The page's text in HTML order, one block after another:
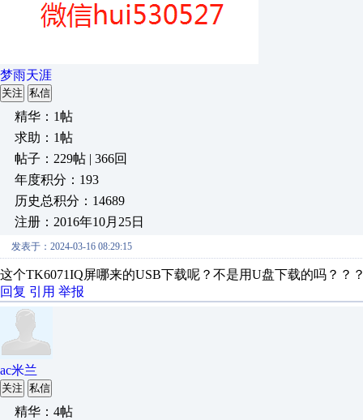
梦雨天涯
关注 私信
精华：1帖
求助：1帖
帖子：229帖 | 366回
年度积分：193
历史总积分：14689
注册：2016年10月25日
发表于：2024-03-16 08:29:15
这个TK6071IQ屏哪来的USB下载呢？不是用U盘下载的吗？？
回复 引用 举报
ac米兰
关注 私信
精华：4帖